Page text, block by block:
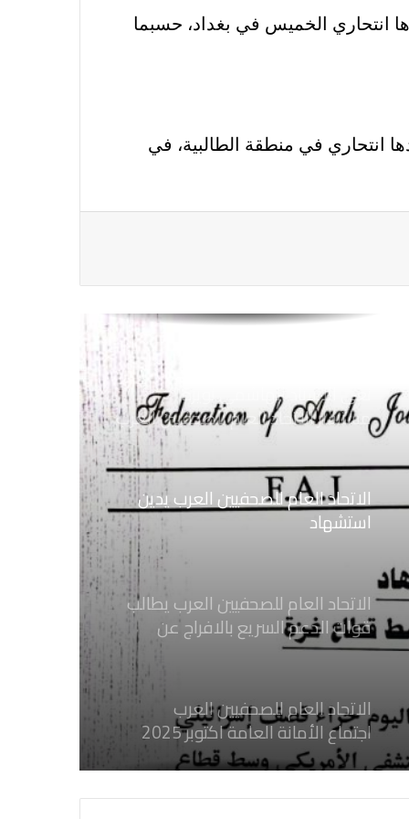
يقود إحداها انتحاري الخميس في بغداد، حسبما
سيارة مفخخة يقودها انتحاري في منطقة الطالبية، في
اهتمام الأوضاع الحالية فى ســوريــا
مع نقابة الصحفيين اليمنيين فى عدن
ضد الإجراءات التعسفية من السلطات
اتحاد الصحفيين العرب يتسلم مقره
نعي الاستاذ الهاشمي نويرة
مستشار الاتحاد العام للصحفيين العرب
الاتحاد العام للصحفيين العرب يدين
استشهاد
ثلاثة صحفيين فلسطينيين باستهداف
إسرائيلي وسط قطاع غزة
الاتحاد العام للصحفيين العرب يطالب
قوات الدعم السريع بالافراج عن
الصحفيين السودانيين المعتقلين لديها
فوراً
الاتحاد العام للصحفيين العرب
اجتماع الأمانة العامة اكتوبر 2025
الاتحاد العام للصحفيين العرب يدين
بكل قوة جريمة إغتيال الاحتلال
الصهيوني للصحفيين الفسطينيين فى
غزة